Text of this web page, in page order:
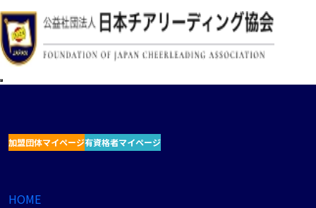
加盟団体マイページ有資格者マイページ
HOME